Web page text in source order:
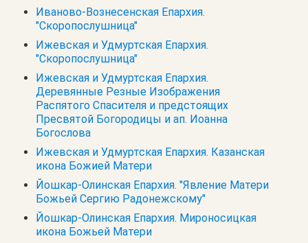
Иваново-Вознесенская Епархия.
"Скоропослушница"
Ижевская и Удмуртская Епархия.
"Скоропослушница"
Ижевская и Удмуртская Епархия.
Деревянные Резные Изображения
Распятого Спасителя и предстоящих
Пресвятой Богородицы и ап. Иоанна
Богослова
Ижевская и Удмуртская Епархия. Казанская
икона Божией Матери
Йошкар-Олинская Епархия. "Явление Матери
Божьей Сергию Радонежскому"
Йошкар-Олинская Епархия. Мироносицкая
икона Божьей Матери